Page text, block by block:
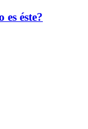
éste?